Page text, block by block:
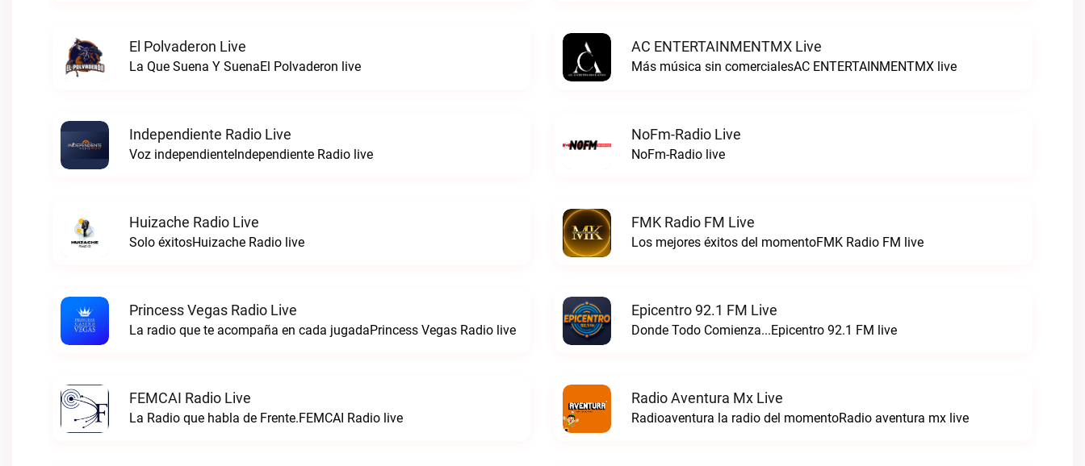
El Polvaderon Live
La Que Suena Y SuenaEl Polvaderon live
AC ENTERTAINMENTMX Live
Más música sin comercialesAC ENTERTAINMENTMX live
Independiente Radio Live
Voz independienteIndependiente Radio live
NoFm-Radio Live
NoFm-Radio live
Huizache Radio Live
Solo éxitosHuizache Radio live
FMK Radio FM Live
Los mejores éxitos del momentoFMK Radio FM live
Princess Vegas Radio Live
La radio que te acompaña en cada jugadaPrincess Vegas Radio live
Epicentro 92.1 FM Live
Donde Todo Comienza...Epicentro 92.1 FM live
FEMCAI Radio Live
La Radio que habla de Frente.FEMCAI Radio live
Radio Aventura Mx Live
Radioaventura la radio del momentoRadio aventura mx live